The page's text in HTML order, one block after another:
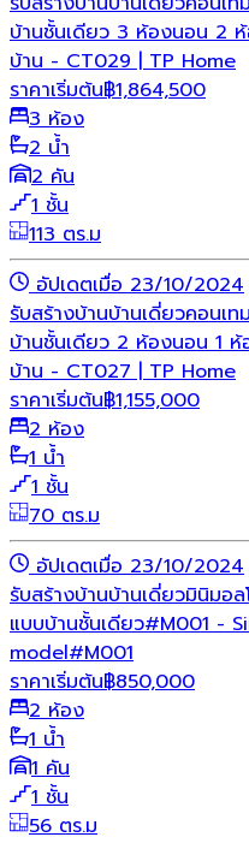
บ้านชั้นเดียว 3 ห้องนอน 2
บ้าน - CT029 | TP Home
ราคาเริ่มต้น฿1,864,500
3 ห้อง
2 น้ำ
2 คัน
1 ชั้น
113 ตร.ม
อัปเดตเมื่อ 23/10/2024
รับสร้างบ้านบ้านเดี่ยวคอนเท
บ้านชั้นเดียว 2 ห้องนอน 1
บ้าน - CT027 | TP Home
ราคาเริ่มต้น฿1,155,000
2 ห้อง
1 น้ำ
1 ชั้น
70 ตร.ม
อัปเดตเมื่อ 23/10/2024
รับสร้างบ้านบ้านเดี่ยวมินิมอล
แบบบ้านชั้นเดียว#M001 -
model#M001
ราคาเริ่มต้น฿850,000
2 ห้อง
1 น้ำ
1 คัน
1 ชั้น
56 ตร.ม